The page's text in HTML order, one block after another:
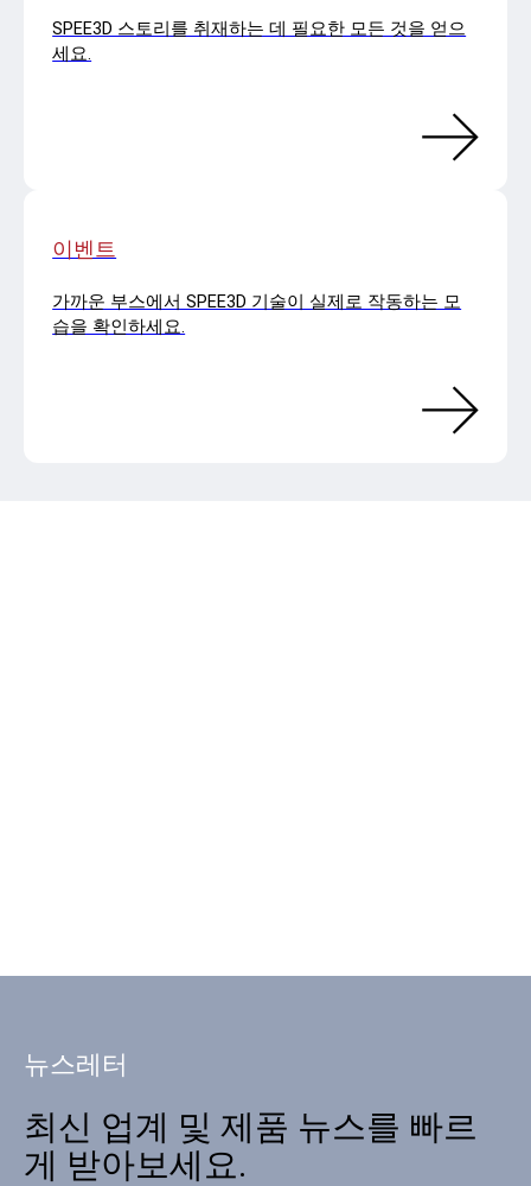
SPEE3D 스토리를 취재하는 데 필요한 모든 것을 얻으
세요.
이벤트
가까운 부스에서 SPEE3D 기술이 실제로 작동하는 모
습을 확인하세요.
뉴스레터
최신 업계 및 제품 뉴스를 빠르
게 받아보세요.